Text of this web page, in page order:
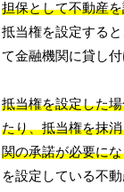
担保として不動産
抵当権を設定する
て金融機関に貸し付
抵当権を設定した
たり、抵当権を抹
関の承諾が必要に
を設定している不